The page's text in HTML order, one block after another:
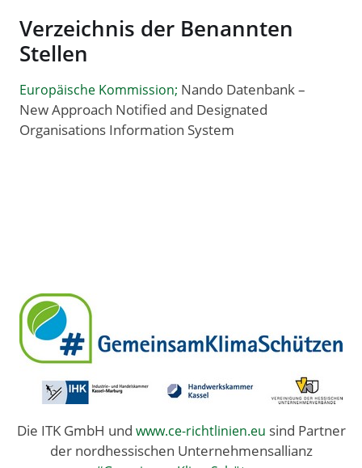
Verzeichnis der Benannten
Stellen
Europäische Kommission; Nando Datenbank –
New Approach Notified and Designated
Organisations Information System
Die ITK GmbH und www.ce-richtlinien.eu sind Partner
der nordhessischen Unternehmensallianz